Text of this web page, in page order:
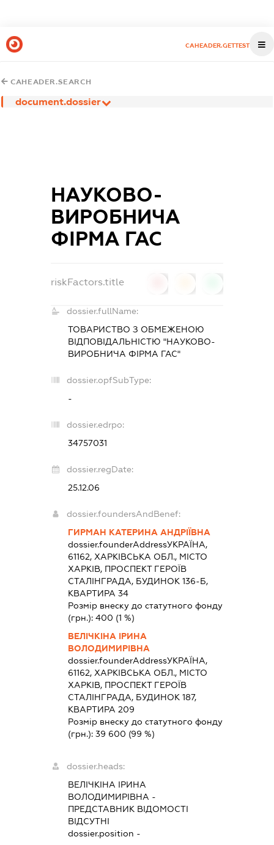
CAHEADER.GETTEST
CAHEADER.SEARCH
document.dossier
НАУКОВО-
ВИРОБНИЧА
ФІРМА ГАС
riskFactors.title
dossier.fullName:
ТОВАРИСТВО З ОБМЕЖЕНОЮ
ВІДПОВІДАЛЬНІСТЮ "НАУКОВО-
ВИРОБНИЧА ФІРМА ГАС"
dossier.opfSubType:
-
dossier.edrpo:
34757031
dossier.regDate:
25.12.06
dossier.foundersAndBenef:
ГИРМАН КАТЕРИНА АНДРІЇВНА
dossier.founderAddressУКРАЇНА,
61162, ХАРКІВСЬКА ОБЛ., МІСТО
ХАРКІВ, ПРОСПЕКТ ГЕРОЇВ
СТАЛІНГРАДА, БУДИНОК 136-Б,
КВАРТИРА 34
Розмір внеску до статутного фонду
(грн.):400 (1 %)
ВЕЛІЧКІНА ІРИНА
ВОЛОДИМИРІВНА
dossier.founderAddressУКРАЇНА,
61162, ХАРКІВСЬКА ОБЛ., МІСТО
ХАРКІВ, ПРОСПЕКТ ГЕРОЇВ
СТАЛІНГРАДА, БУДИНОК 187,
КВАРТИРА 209
Розмір внеску до статутного фонду
(грн.):39 600 (99 %)
dossier.heads:
ВЕЛІЧКІНА ІРИНА
ВОЛОДИМИРІВНА -
ПРЕДСТАВНИК ВІДОМОСТІ
ВІДСУТНІ
dossier.position -